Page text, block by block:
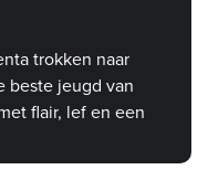
trokken naar
beste jeugd van
flair, lef en een